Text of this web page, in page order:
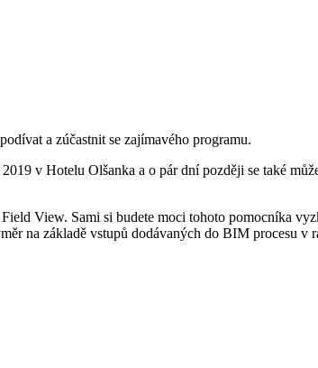
a zúčastnit se zajímavého programu.
v Hotelu Olšanka a o pár dní později se také
View. Sami si budete moci tohoto pomocníka
na základě vstupů dodávaných do BIM procesu v